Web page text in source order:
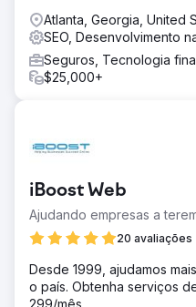
Atlanta, Georgia, United
SEO, Desenvolvimento
Seguros, Tecnologia
$25,000+
iBoost Web
Ajudando empresas a
20 avaliações
Desde 1999, ajudamos
o país. Obtenha serviços
299/mês.